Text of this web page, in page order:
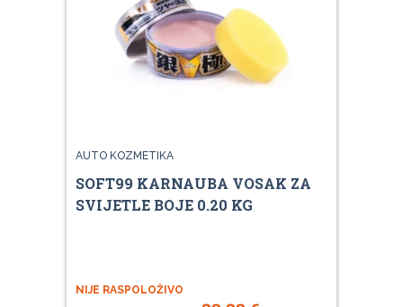
AUTO KOZMETIKA
SOFT99 KARNAUBA VOSAK ZA
SVIJETLE BOJE 0.20 KG
NIJE RASPOLOŽIVO